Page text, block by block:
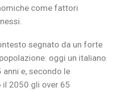
come fattori
segnato da un forte
oggi un italiano
e, secondo le
il 2050 gli over 65